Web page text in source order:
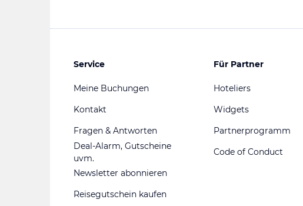
Service
Meine Buchungen
Kontakt
Fragen & Antworten
Deal-Alarm, Gutscheine
uvm.
Newsletter abonnieren
Reisegutschein kaufen
Für Partner
Hoteliers
Widgets
Partnerprogramm
Code of Conduct